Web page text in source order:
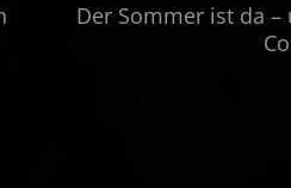
Der Sommer ist da